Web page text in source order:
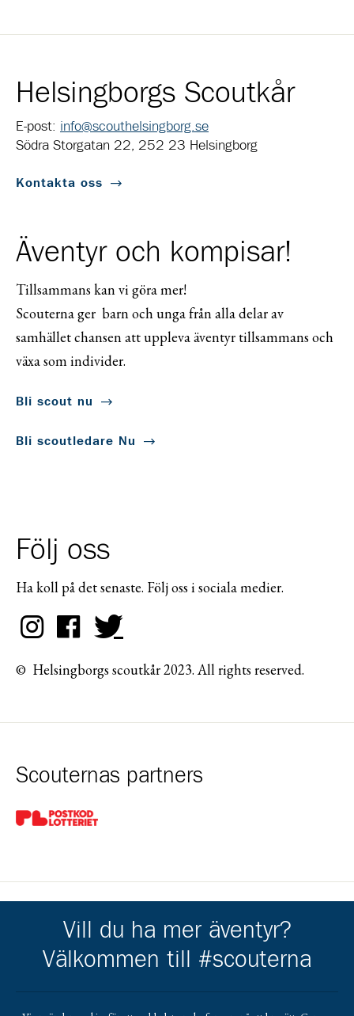
Helsingborgs Scoutkår
E-post: info@scouthelsingborg.se
Södra Storgatan 22, 252 23 Helsingborg
Kontakta oss
Äventyr och kompisar!
Tillsammans kan vi göra mer!
Scouterna ger barn och unga från alla delar av
samhället chansen att uppleva äventyr tillsammans och
växa som individer.
Bli scout nu
Bli scoutledare Nu
Följ oss
Ha koll på det senaste. Följ oss i sociala medier.
© Helsingborgs scoutkår 2023. All rights reserved.
Scouternas partners
Gå till pl_50
Kårens partners
Gå till https://www.crafoord.se/
Gå till https://
Vill du ha mer äventyr?
Välkommen till #scouterna